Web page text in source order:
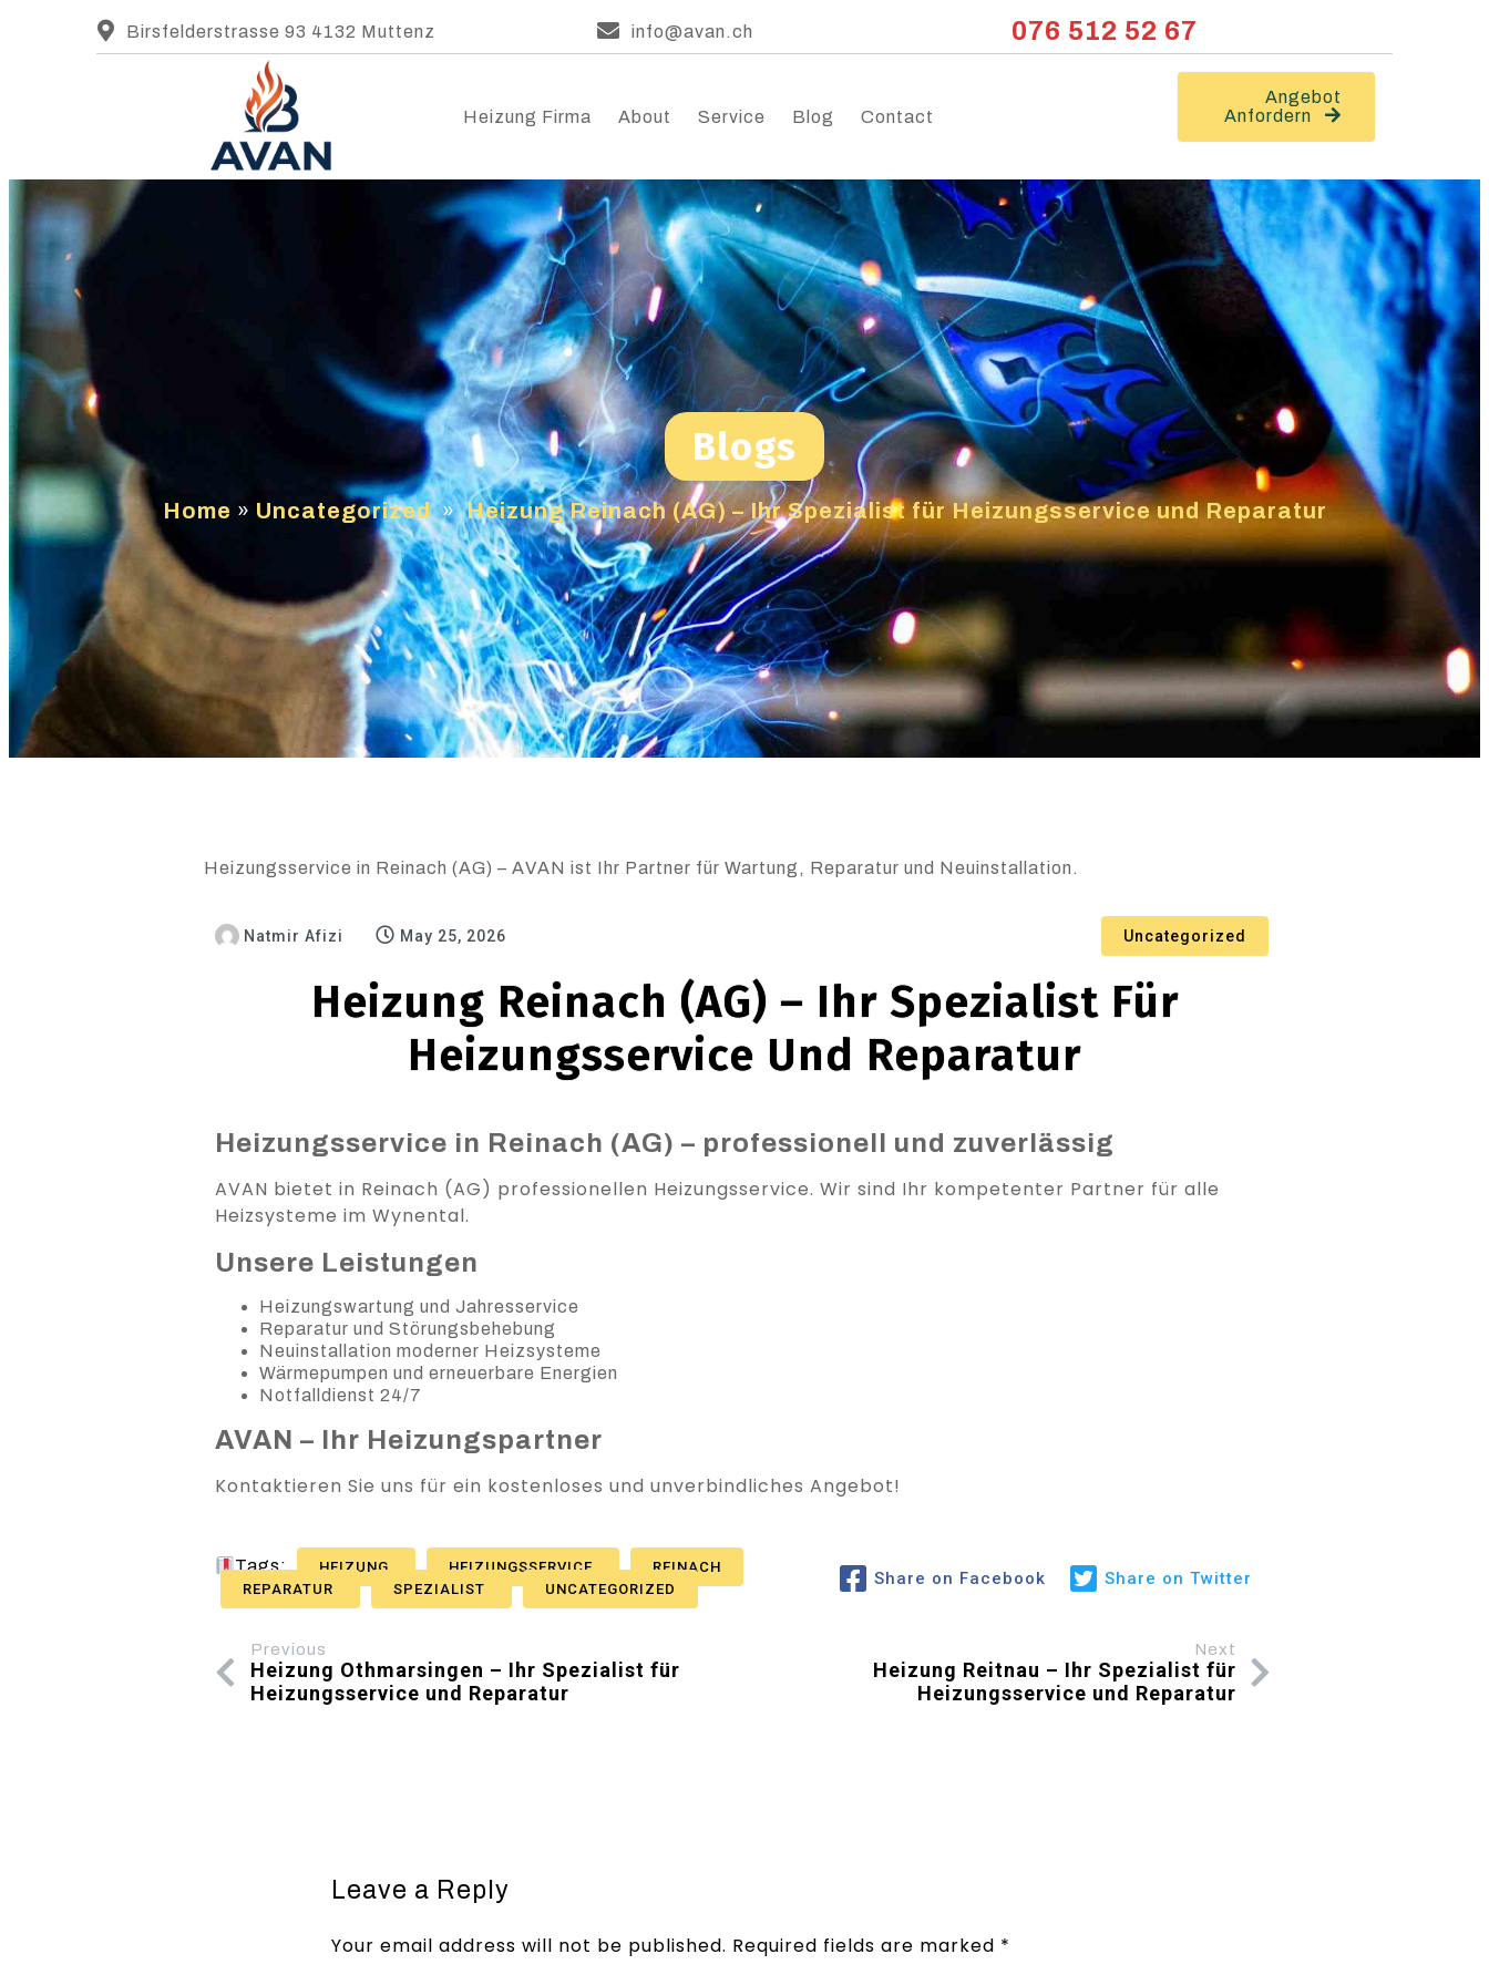
Birsfelderstrasse 93 4132 Muttenz info@avan.ch 076 512 52 67
Heizung Firma About Service Blog Contact
Angebot
Anfordern
Blogs
Home » Uncategorized » Heizung Reinach (AG) – Ihr Spezialist für Heizungsservice und Reparatur
Heizungsservice in Reinach (AG) – AVAN ist Ihr Partner für Wartung, Reparatur und Neuinstallation.
Natmir Afizi May 25, 2026 Uncategorized
Heizung Reinach (AG) – Ihr Spezialist Für
Heizungsservice Und Reparatur
Heizungsservice in Reinach (AG) – professionell und zuverlässig
AVAN bietet in Reinach (AG) professionellen Heizungsservice. Wir sind Ihr kompetenter Partner für alle
Heizsysteme im Wynental.
Unsere Leistungen
Heizungswartung und Jahresservice
Reparatur und Störungsbehebung
Neuinstallation moderner Heizsysteme
Wärmepumpen und erneuerbare Energien
Notfalldienst 24/7
AVAN – Ihr Heizungspartner
Kontaktieren Sie uns für ein kostenloses und unverbindliches Angebot!
Tags: HEIZUNG HEIZUNGSSERVICE
REINACH
REPARATUR
SPEZIALIST UNCATEGORIZED
Share on Facebook Share on Twitter
Previous
Heizung Othmarsingen – Ihr Spezialist für
Heizungsservice und Reparatur
Next
Heizung Reitnau – Ihr Spezialist für
Heizungsservice und Reparatur
Leave a Reply
Your email address will not be published. Required fields are marked *